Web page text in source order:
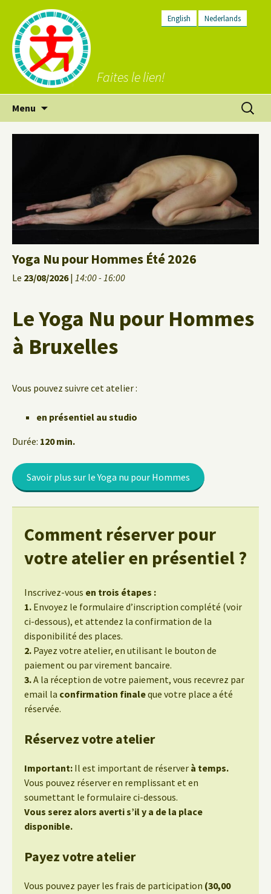
English Nederlands
Faites le lien!
Menu
Yoga Nu pour Hommes Été 2026
Le 23/08/2026| 14:00 - 16:00
Le Yoga Nu pour Hommes
à Bruxelles
Vous pouvez suivre cet atelier :
en présentiel au studio
Durée: 120 min.
Savoir plus sur le Yoga nu pour Hommes
Comment réserver pour
votre atelier en présentiel ?
Inscrivez-vous en trois étapes :
1. Envoyez le formulaire d’inscription complété (voir
ci-dessous), et attendez la confirmation de la
disponibilité des places.
2. Payez votre atelier, en utilisant le bouton de
paiement ou par virement bancaire.
3.A la réception de votre paiement, vous recevrez par
email la confirmation finaleque votre place a été
réservée.
Réservez votre atelier
Important: Il est important de réserver à temps.
Vous pouvez réserver en remplissant et en
soumettant le formulaire ci-dessous.
Vous serez alors averti s’il y a de la place
disponible.
Payez votre atelier
Vous pouvez payer les frais de participation (30,00